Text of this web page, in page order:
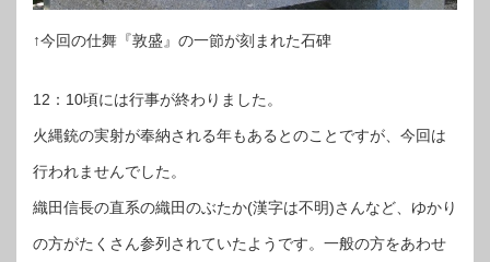
↑今回の仕舞『敦盛』の一節が刻まれた石碑
12：10頃には行事が終わりました。
火縄銃の実射が奉納される年もあるとのことですが、今回は
行われませんでした。
織田信長の直系の織田のぶたか(漢字は不明)さんなど、ゆかり
の方がたくさん参列されていたようです。一般の方をあわせ